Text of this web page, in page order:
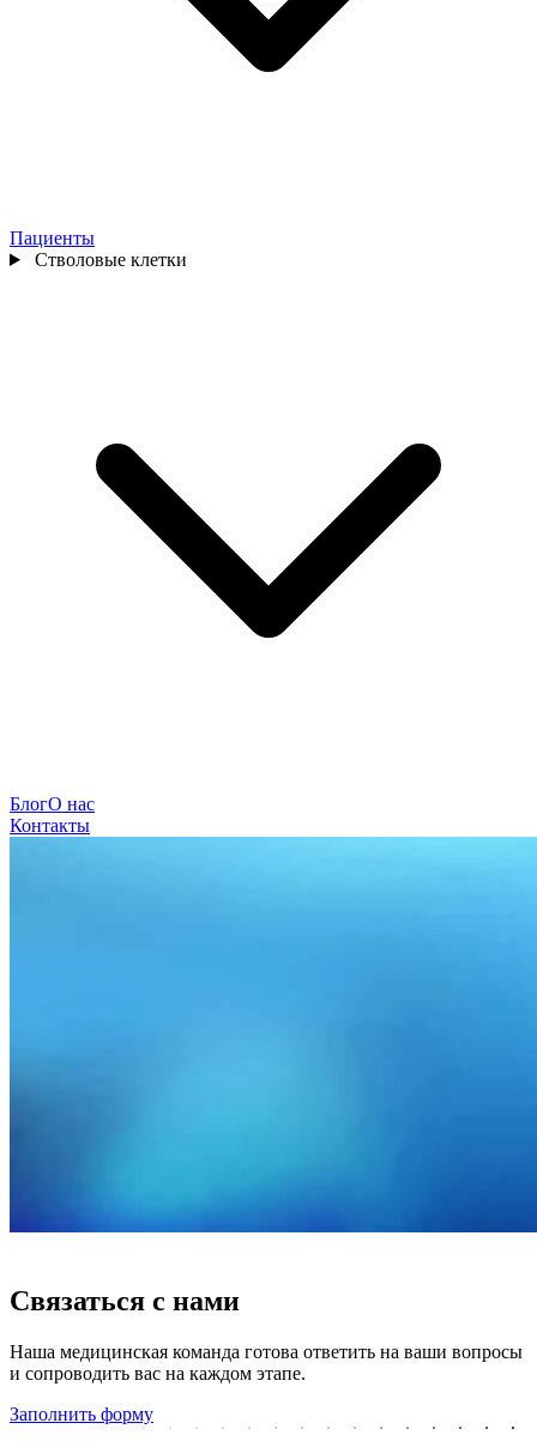
Пациенты
Стволовые клетки
БлогО нас
Контакты
Связаться с нами
Наша медицинская команда готова ответить на ваши вопросы
и сопроводить вас на каждом этапе.
Заполнить форму